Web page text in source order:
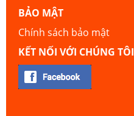
BẢO MẬT
Chính sách bảo mật
KẾT NỐI VỚI CHÚNG TÔI